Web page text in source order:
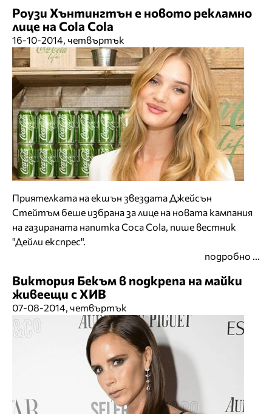
Роузи Хънтингтън е новото рекламно
лице на Cola Cola
16-10-2014, четвъртък
Приятелката на екшън звездата Джейсън
Стейтъм беше избрана за лице на новата кампания
на газираната напитка Coca Cola, пише вестник
"Дейли експрес".
подробно ...
Виктория Бекъм в подкрепа на майки
живеещи с ХИВ
07-08-2014, четвъртък